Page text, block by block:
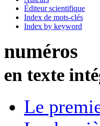
Éditeur scientifique
Index de mots-clés
Index by keyword
numéros
en texte
Le